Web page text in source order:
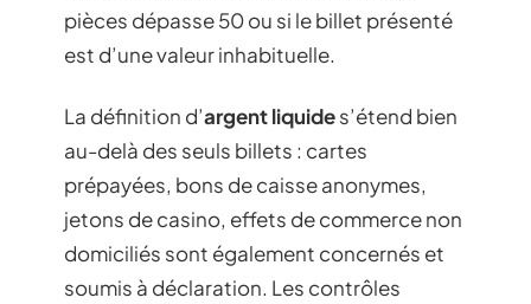
pièces dépasse 50 ou si le billet présenté
est d’une valeur inhabituelle.
La définition d’argent liquides’étend bien
au-delà des seuls billets : cartes
prépayées, bons de caisse anonymes,
jetons de casino, effets de commerce non
domiciliés sont également concernés et
soumis à déclaration. Les contrôles